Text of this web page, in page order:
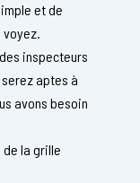
et de
voyez.
inspecteurs
serez aptes à
avons besoin
de la grille